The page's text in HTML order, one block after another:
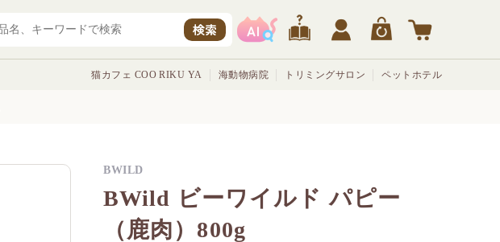
検索
猫カフェ COO RIKU YA 海動物病院 トリミングサロン ペットホテル
BWild ビーワイルド パピー
（鹿肉）800g
BWILD